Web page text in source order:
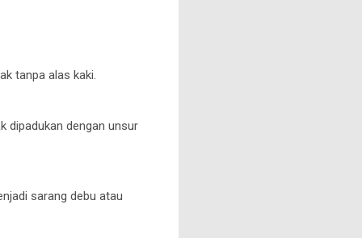
tanpa alas kaki.
dipadukan dengan unsur
sarang debu atau